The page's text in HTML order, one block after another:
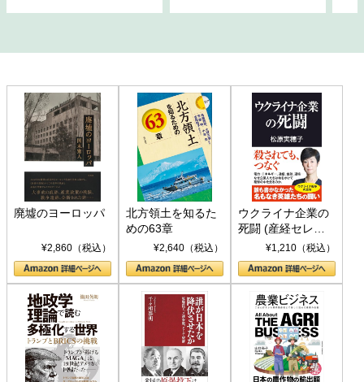
廃墟のヨーロッパ
¥2,860（税込）
北方領土を知るた
めの63章
¥2,640（税込）
ウクライナ企業の
死闘 (産経セレク
ト S 039)¥1,210（税込）